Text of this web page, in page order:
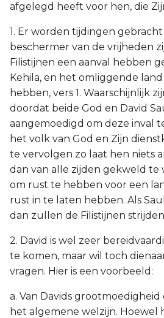
afgelegd heeft voor hen, die
1. Er worden tijdingen gebracht
beschermer van de vrijheden
Filistijnen een aanval hebben
Kehila, en het omliggende
hebben, vers 1. Waarschijnlijk
doordat beide God en David
aangemoedigd om deze inval
het volk van God en Zijn
te vervolgen zo laat hen niets
dan van alle zijden gekweld te
om rust te hebben voor een
rust in te laten hebben. Als
dan zullen de Filistijnen
2. David is wel zeer
te komen, maar wil toch
vragen. Hier is een voorbeeld:
a. Van Davids
het algemene welzijn. Hoewel